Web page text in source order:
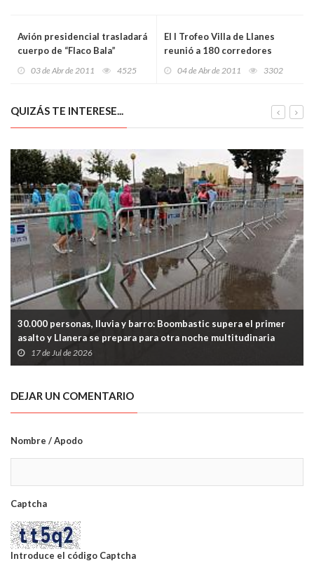
Avión presidencial trasladará
cuerpo de “Flaco Bala”
03 de Abr de 2011 4525
El I Trofeo Villa de Llanes
reunió a 180 corredores
04 de Abr de 2011 3302
QUIZÁS TE INTERESE...
30.000 personas, lluvia y barro: Boombastic supera el primer
asalto y Llanera se prepara para otra noche multitudinaria
17 de Jul de 2026
DEJAR UN COMENTARIO
Nombre / Apodo
Captcha
Introduce el código Captcha